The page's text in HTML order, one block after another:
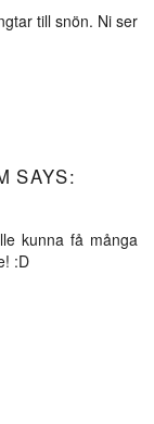
till snön. Ni ser
SAYS:
kunna få många
:D